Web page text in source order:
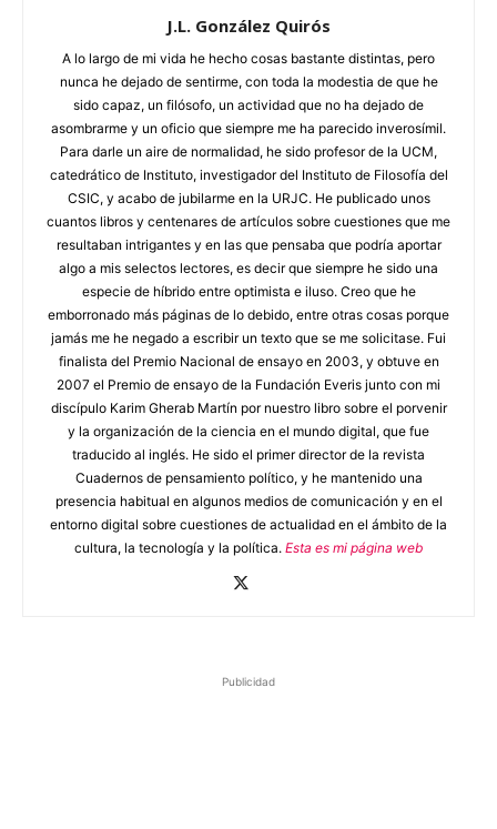
J.L. González Quirós
A lo largo de mi vida he hecho cosas bastante distintas, pero
nunca he dejado de sentirme, con toda la modestia de que he
sido capaz, un filósofo, un actividad que no ha dejado de
asombrarme y un oficio que siempre me ha parecido inverosímil.
Para darle un aire de normalidad, he sido profesor de la UCM,
catedrático de Instituto, investigador del Instituto de Filosofía del
CSIC, y acabo de jubilarme en la URJC. He publicado unos
cuantos libros y centenares de artículos sobre cuestiones que me
resultaban intrigantes y en las que pensaba que podría aportar
algo a mis selectos lectores, es decir que siempre he sido una
especie de híbrido entre optimista e iluso. Creo que he
emborronado más páginas de lo debido, entre otras cosas porque
jamás me he negado a escribir un texto que se me solicitase. Fui
finalista del Premio Nacional de ensayo en 2003, y obtuve en
2007 el Premio de ensayo de la Fundación Everis junto con mi
discípulo Karim Gherab Martín por nuestro libro sobre el porvenir
y la organización de la ciencia en el mundo digital, que fue
traducido al inglés. He sido el primer director de la revista
Cuadernos de pensamiento político, y he mantenido una
presencia habitual en algunos medios de comunicación y en el
entorno digital sobre cuestiones de actualidad en el ámbito de la
cultura, la tecnología y la política. Esta es mi página web
Publicidad